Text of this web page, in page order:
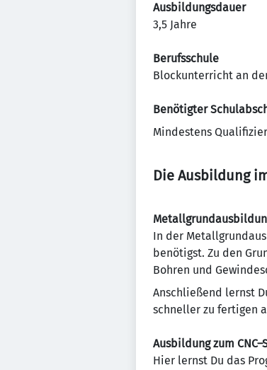
Ausbildungsdauer
3,5 Jahre
Berufsschule
Blockunterricht an
Benötigter
Mindestens
Die Ausbildung
In der
benötigst. Zu den
Bohren und
Anschließend lernst
schneller zu fertigen
Ausbildung zum
Hier lernst Du das